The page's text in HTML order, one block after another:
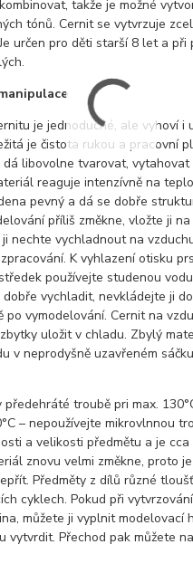
takže je možné
tónů. Cernit se vytvrzuje
určen pro děti starší 8 let a při
je jednoduché, ale vyhoví i
je čistota rukou a pracovní
dá libovolne tvarovat,
reaguje intenzívně na
pevný a dá se dobře
příliš změkne, vložte ji
nechte vychladnout na
K vyhlazení otisku
používejte studenou
vychladit, nevkládejte ji
po vymodelování. Cernit na
uložit v chladu. Zbylý
v neprodyšně uzavřeném
troubě pri max.
– nepoužívejte mikrovlnnou
a velikosti předmětu a je cca
znovu velmi změkne, proto
Předměty z dílů různé
cyklech. Pokud při
můžete ji vyplnit modelovací
vytvrdit. Přechod pak můžete